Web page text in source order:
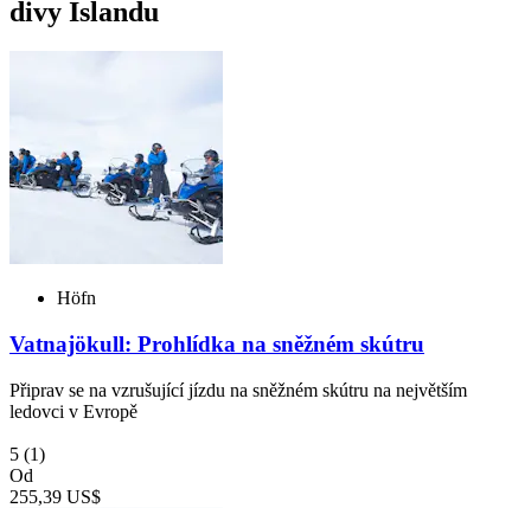
divy Islandu
Höfn
Vatnajökull: Prohlídka na sněžném skútru
Připrav se na vzrušující jízdu na sněžném skútru na největším
ledovci v Evropě
5 (1)
Od
255,39 US$